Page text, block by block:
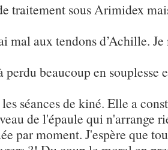
traitement sous Arimidex
mal aux tendons d’Achille.
perdu beaucoup en souplesse
séances de kiné. Elle a
de l'épaule qui n'arrange
par moment. J'espère que